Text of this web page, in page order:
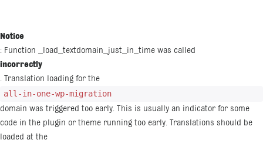
Notice
: Function _load_textdomain_just_in_time was called
incorrectly
. Translation loading for the
all-in-one-wp-migration
domain was triggered too early. This is usually an indicator for some
code in the plugin or theme running too early. Translations should be
loaded at the